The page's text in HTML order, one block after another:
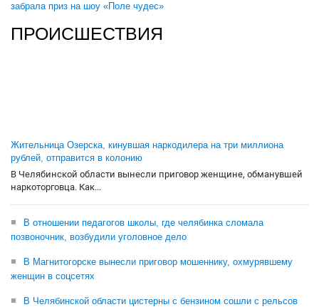
забрала приз на шоу «Поле чудес»
ПРОИСШЕСТВИЯ
Жительница Озерска, кинувшая наркодилера на три миллиона
рублей, отправится в колонию
В Челябинской области вынесли приговор женщине, обманувшей
наркоторговца. Как...
В отношении педагогов школы, где челябинка сломала
позвоночник, возбудили уголовное дело
В Магнитогорске вынесли приговор мошеннику, охмурявшему
женщин в соцсетях
В Челябинской области цистерны с бензином сошли с рельсов